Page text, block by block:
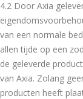
4.2 Door Axia
van een normale
allen tijde op een
de geleverde
van Axia. Zolang
producten heeft